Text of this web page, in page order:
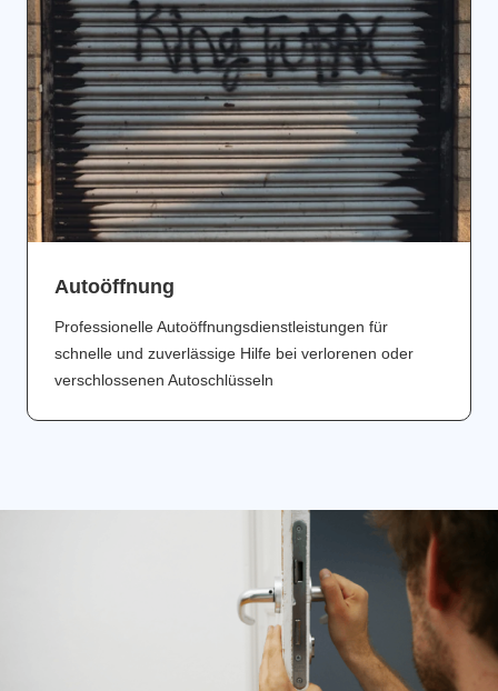
Аutoöffnung
Professionelle Autoöffnungsdienstleistungen für
schnelle und zuverlässige Hilfe bei verlorenen oder
verschlossenen Autoschlüsseln